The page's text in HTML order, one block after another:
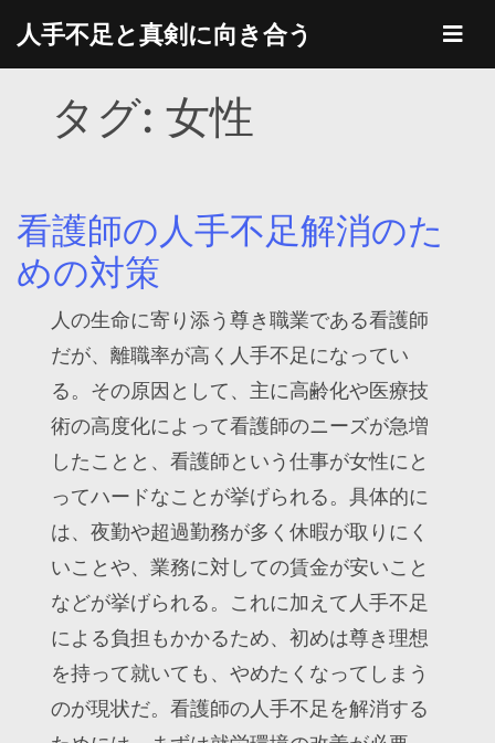
content
人手不足と真剣に向き合う
タグ:女性
看護師の人手不足解消のた
めの対策
人の生命に寄り添う尊き職業である看護師
だが、離職率が高く人手不足になってい
る。その原因として、主に高齢化や医療技
術の高度化によって看護師のニーズが急増
したことと、看護師という仕事が女性にと
ってハードなことが挙げられる。具体的に
は、夜勤や超過勤務が多く休暇が取りにく
いことや、業務に対しての賃金が安いこと
などが挙げられる。これに加えて人手不足
による負担もかかるため、初めは尊き理想
を持って就いても、やめたくなってしまう
のが現状だ。看護師の人手不足を解消する